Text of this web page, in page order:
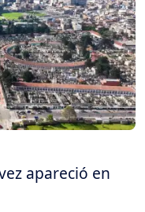
apareció en